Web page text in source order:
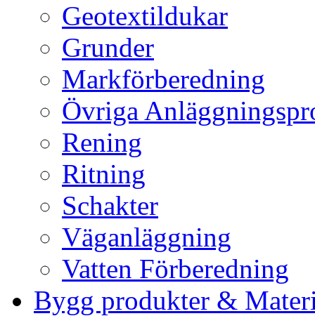
Geotextildukar
Grunder
Markförberedning
Övriga
Rening
Ritning
Schakter
Väganläggning
Vatten Förberedning
Bygg produkter &